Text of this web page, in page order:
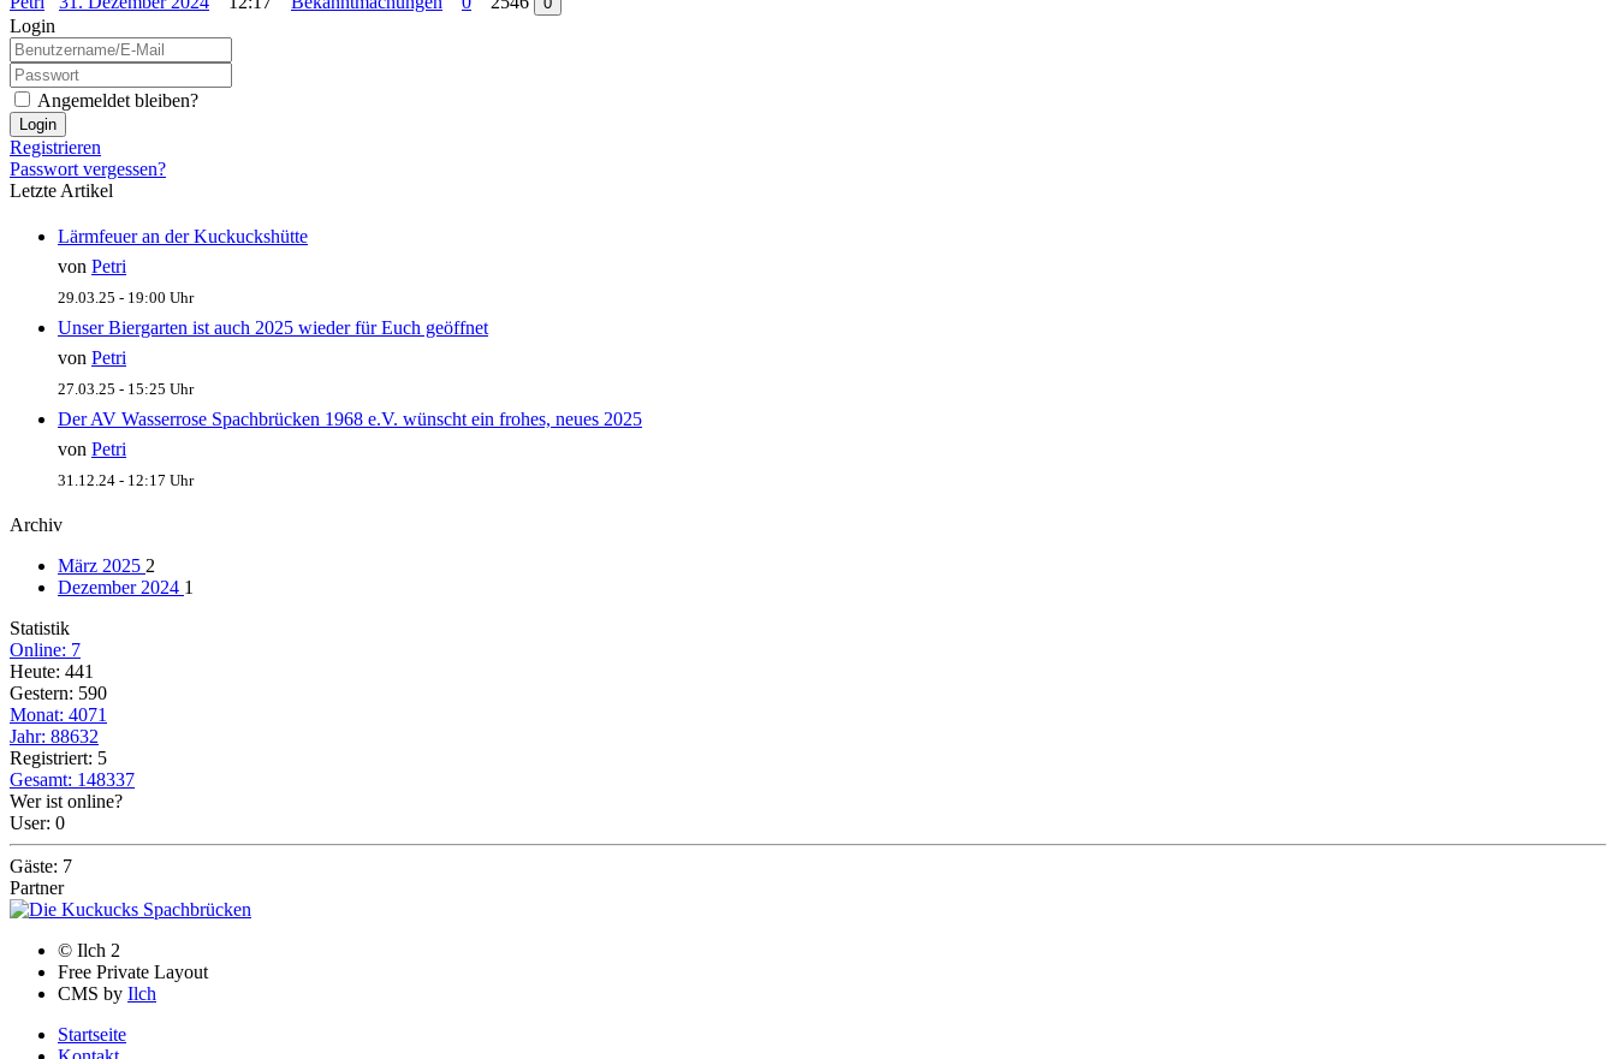
Login
Angemeldet bleiben?
Login
Registrieren
Passwort vergessen?
Letzte Artikel
Lärmfeuer an der Kuckuckshütte
von Petri
29.03.25 - 19:00 Uhr
Unser Biergarten ist auch 2025 wieder für Euch geöffnet
von Petri
27.03.25 - 15:25 Uhr
Der AV Wasserrose Spachbrücken 1968 e.V. wünscht ein frohes, neues 2025
von Petri
31.12.24 - 12:17 Uhr
Archiv
März 2025 2
Dezember 2024 1
Statistik
Online: 7
Heute: 441
Gestern: 590
Monat: 4071
Jahr: 88632
Registriert: 5
Gesamt: 148337
Wer ist online?
User: 0
Gäste: 7
Partner
© Ilch 2
Free Private Layout
CMS by Ilch
Startseite